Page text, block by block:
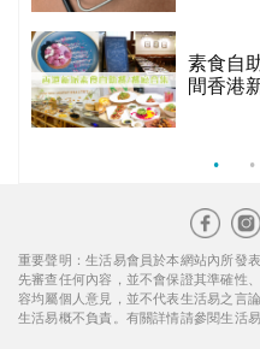
素食自
間香港
重要聲明：生活易會員於本網站內所發
先審查任何內容，並不會保證其準確性
容均屬個人意見，並不代表生活易之言
生活易概不負責。有關詳情請參閱生活易